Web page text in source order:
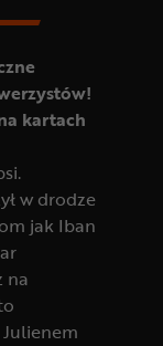
kartach
w drodze
jak Iban
na